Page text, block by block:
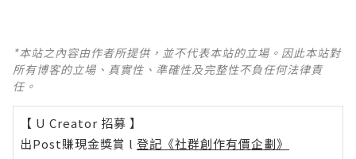
*本站之內容由作者所提供，並不代表本站的立場。因此本站對
所有博客的立場、真實性、準確性及完整性不負任何法律責
任。
【 U Creator 招募 】
出Post賺現金獎賞 l 登記《社群創作有價企劃》